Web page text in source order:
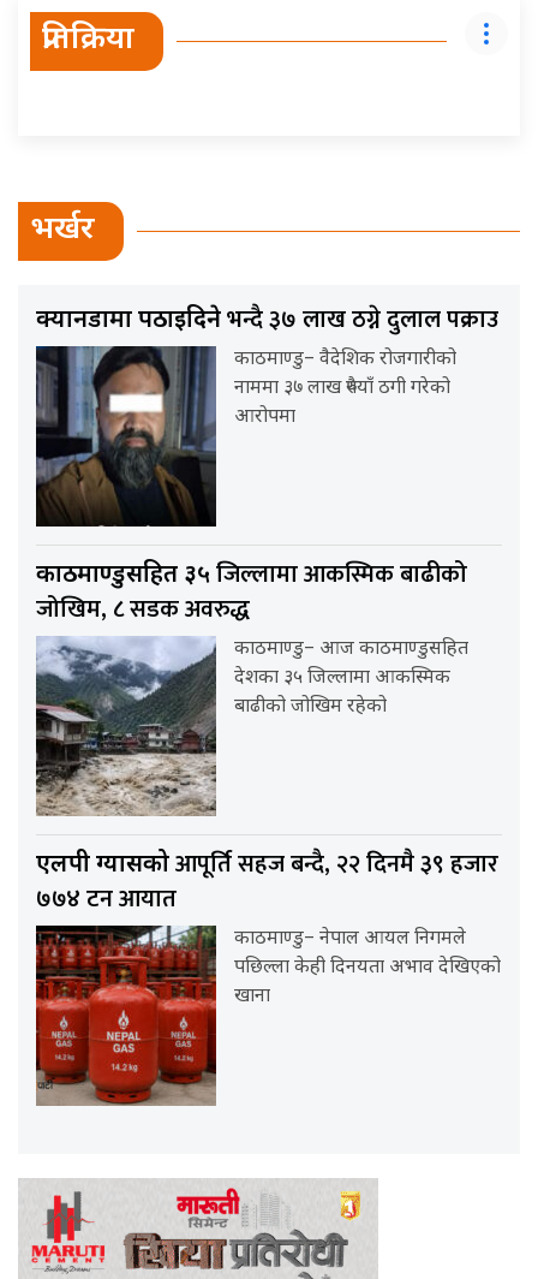
प्रतिक्रिया
भर्खर
क्यानडामा पठाइदिनेभन्दै ३७ लाख ठग्ने दुलाल पक्राउ
काठमाण्डु– वैदेशिक रोजगारीको
नाममा ३७ लाख रुपैयाँ ठगी गरेको
आरोपमा
काठमाण्डुसहित ३५ जिल्लामा आकस्मिक बाढीको
जोखिम, ८ सडक अवरुद्ध
काठमाण्डु– आज काठमाण्डुसहित
देशका ३५ जिल्लामा आकस्मिक
बाढीको जोखिम रहेको
एलपी ग्यासकोआपूर्ति सहज बन्दै, २२ दिनमै ३९ हजार
७७४ टन आयात
काठमाण्डु– नेपाल आयल निगमले
पछिल्ला केही दिनयता अभाव देखिएको
खाना